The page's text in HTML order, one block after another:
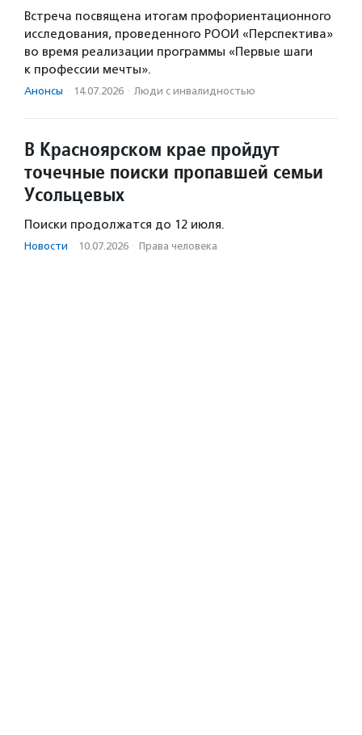
Встреча посвящена итогам профориентационного
исследования, проведенного РООИ «Перспектива»
во время реализации программы «Первые шаги
к профессии мечты».
Анонсы · 14.07.2026 · Люди с инвалидностью
В Красноярском крае пройдут
точечные поиски пропавшей семьи
Усольцевых
Поиски продолжатся до 12 июля.
Новости · 10.07.2026 · Права человека